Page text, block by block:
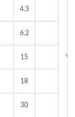
4.3
6.2
15
18
30